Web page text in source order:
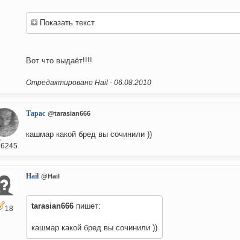
Показать текст
Вот что выдаёт!!!!
Отредактировано Hail - 06.08.2010
6245
Тарас @tarasian666
кашмар какой бред вы сочинили ))
18
Hail @Hail
tarasian666 пишет:
кашмар какой бред вы сочинили ))